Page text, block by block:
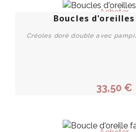
Acheter
Boucles
Créoles doré double avec
33,50 €